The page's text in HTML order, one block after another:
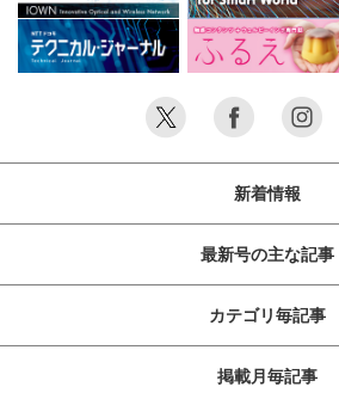
新着情報
最新号の主な記事
カテゴリ毎記事
掲載月毎記事